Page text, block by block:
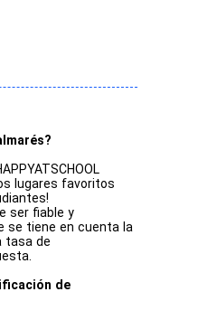
lugares favoritos
ser fiable y
se tiene en cuenta la
tasa de
de